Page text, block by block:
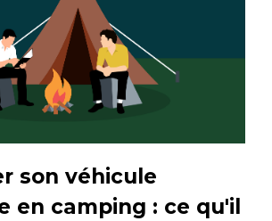
son véhicule
en camping : ce qu'il